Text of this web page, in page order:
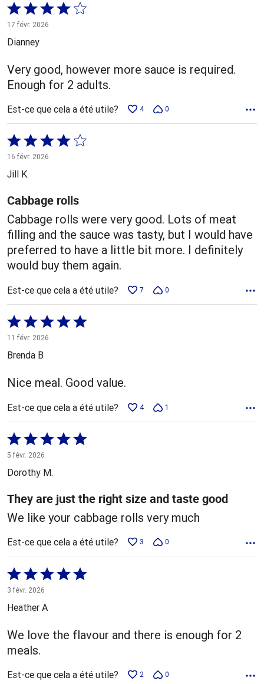
Coté
4 sur
5
17 févr. 2026
Dianney
Very good, however more sauce is required.
Enough for 2 adults.
Est-ce que cela a été utile? 4 0
Coté
4 sur
5
16 févr. 2026
Jill K.
Cabbage rolls
Cabbage rolls were very good. Lots of meat
filling and the sauce was tasty, but I would have
preferred to have a little bit more. I definitely
would buy them again.
Est-ce que cela a été utile? 7 0
Coté
5 sur
5
11 févr. 2026
Brenda B
Nice meal. Good value.
Est-ce que cela a été utile? 4 1
Coté
5 sur
5
5 févr. 2026
Dorothy M.
They are just the right size and taste good
We like your cabbage rolls very much
Est-ce que cela a été utile? 3 0
Coté
5 sur
5
3 févr. 2026
Heather A
We love the flavour and there is enough for 2
meals.
Est-ce que cela a été utile? 2 0